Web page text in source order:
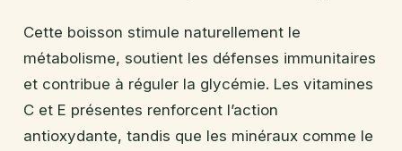
Cette boisson stimule naturellement le
métabolisme, soutient les défenses immunitaires
et contribue à réguler la glycémie. Les vitamines
C et E présentes renforcent l’action
antioxydante, tandis que les minéraux comme le